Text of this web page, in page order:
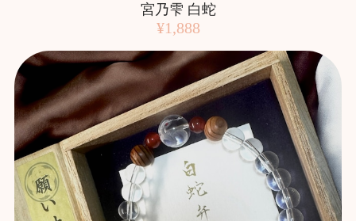
宮乃雫 白蛇
¥1,888